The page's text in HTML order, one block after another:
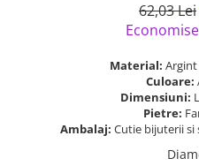
Solutii si lavete de curatare
62,03 Lei
Material: Argint
Culoare:
Dimensiuni:
Pietre:
Ambalaj: Cutie bijuterii si